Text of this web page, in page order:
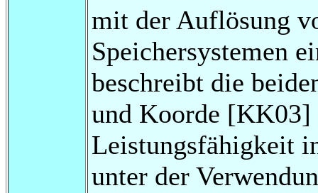
mit der Auflösung
Speichersystemen
beschreibt die
und Koorde [KK03]
Leistungsfähigkeit
unter der